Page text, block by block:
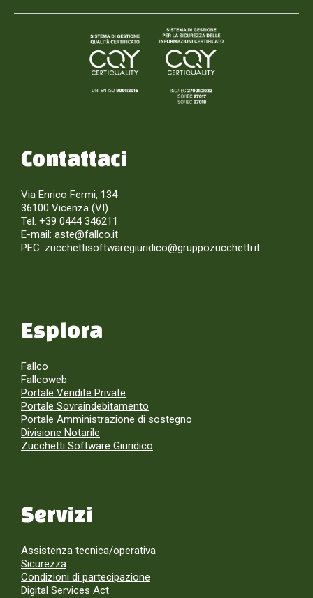
Contattaci
Via Enrico Fermi, 134
36100 Vicenza (VI)
Tel. +39 0444 346211
E-mail: aste@fallco.it
PEC: zucchettisoftwaregiuridico@gruppozucchetti.it
Esplora
Fallco
Fallcoweb
Portale Vendite Private
Portale Sovraindebitamento
Portale Amministrazione di sostegno
Divisione Notarile
Zucchetti Software Giuridico
Servizi
Assistenza tecnica/operativa
Sicurezza
Condizioni di partecipazione
Digital Services Act